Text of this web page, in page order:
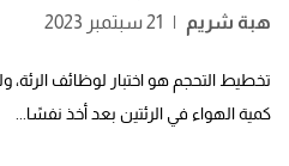
هبة شريم | 21 سبتمبر 2023
تخطيط التحجم هو اختبار لوظائف الرئة،
كمية الهواء في الرئتين بعد أخذ نفسًا...